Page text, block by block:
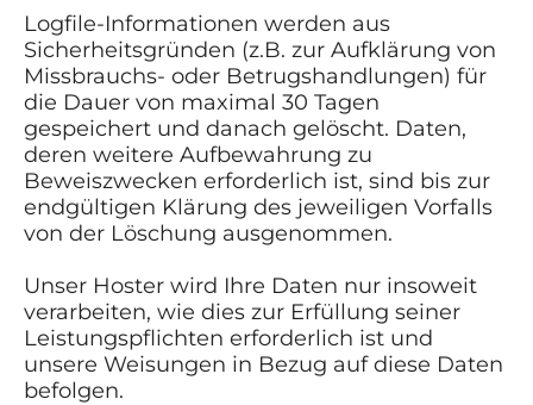
Logfile-Informationen werden aus
Sicherheitsgründen (z.B. zur Aufklärung von
Missbrauchs- oder Betrugshandlungen) für
die Dauer von maximal 30 Tagen
gespeichert und danach gelöscht. Daten,
deren weitere Aufbewahrung zu
Beweiszwecken erforderlich ist, sind bis zur
endgültigen Klärung des jeweiligen Vorfalls
von der Löschung ausgenommen.
Unser Hoster wird Ihre Daten nur insoweit
verarbeiten, wie dies zur Erfüllung seiner
Leistungspflichten erforderlich ist und
unsere Weisungen in Bezug auf diese Daten
befolgen.